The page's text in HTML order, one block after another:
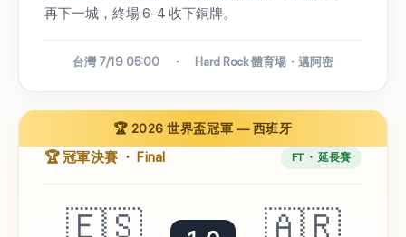
再下一城，終場 6-4 收下銅牌。
台灣 7/19 05:00 ・ Hard Rock 體育場・邁阿密
🏆 2026 世界盃冠軍 — 西班牙
🏆 冠軍決賽 ・ Final FT ・ 延長賽
🇪🇸 🇦🇷